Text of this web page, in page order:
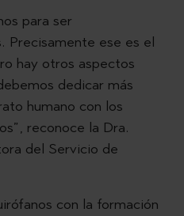
para ser
Precisamente ese es el
hay otros aspectos
dedicar más
humano con los
reconoce la Dra.
del Servicio de
con la formación